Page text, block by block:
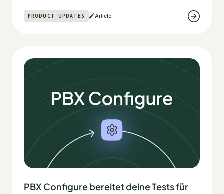
PRODUCT UPDATES Article
PBX Configure bereitet deine Tests für